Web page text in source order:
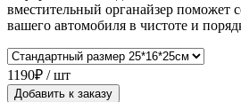
вместительный органайзер поможет
вашего автомобиля в чистоте и
1190₽ / шт
Добавить к заказу